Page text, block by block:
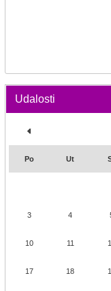
Udalosti
Po Ut
3 4
10 11
17 18